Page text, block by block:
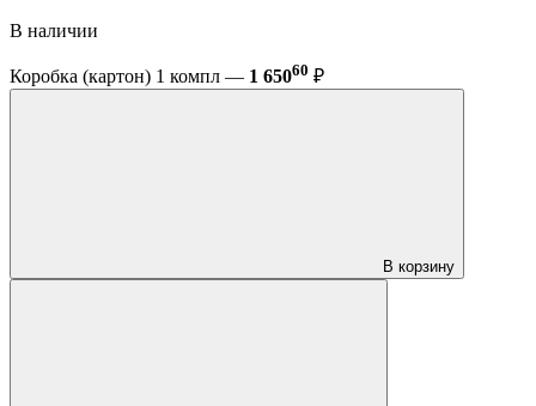
В наличии
Коробка (картон) 1 компл — 1 65060 ₽
В корзину